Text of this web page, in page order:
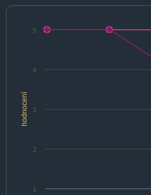
hodnocení
1
2
3
4
5